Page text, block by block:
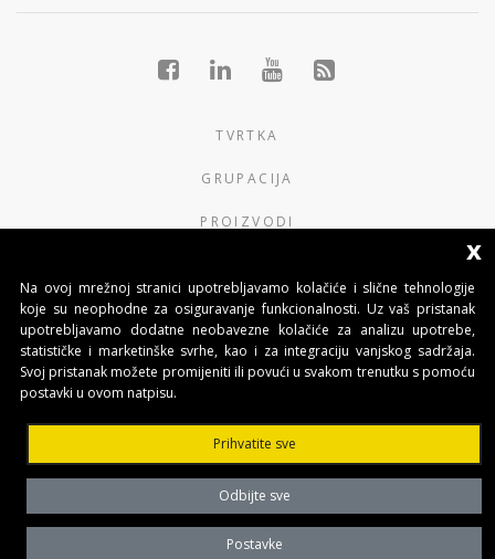
TVRTKA
GRUPACIJA
PROIZVODI
BENINCA AUTOMATIKA D.O.O.
Marinići 183,Viškovo
51 216, (Hrvatska)
automatika@beninca.com
Temeljni kapital: 50.000,00 EUR (uplaćen u cjelosti)
Trgovački sud u Rijeci
PDVID i OIB: (HR)25497092701
x
Na ovoj mrežnoj stranici upotrebljavamo kolačiće i slične tehnologije
koje su neophodne za osiguravanje funkcionalnosti. Uz vaš pristanak
upotrebljavamo dodatne neobavezne kolačiće za analizu upotrebe,
statističke i marketinške svrhe, kao i za integraciju vanjskog sadržaja.
Svoj pristanak možete promijeniti ili povući u svakom trenutku s pomoću
postavki u ovom natpisu.
Prihvatite sve
Odbijte sve
Postavke